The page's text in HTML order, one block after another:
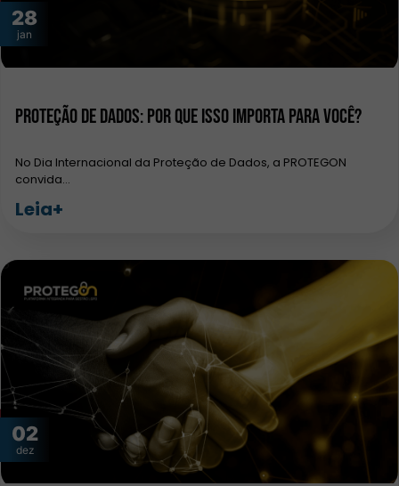
28
jan
Proteção de Dados: por que isso importa para você?
No Dia Internacional da Proteção de Dados, a PROTEGON
convida…
Leia+
02
dez